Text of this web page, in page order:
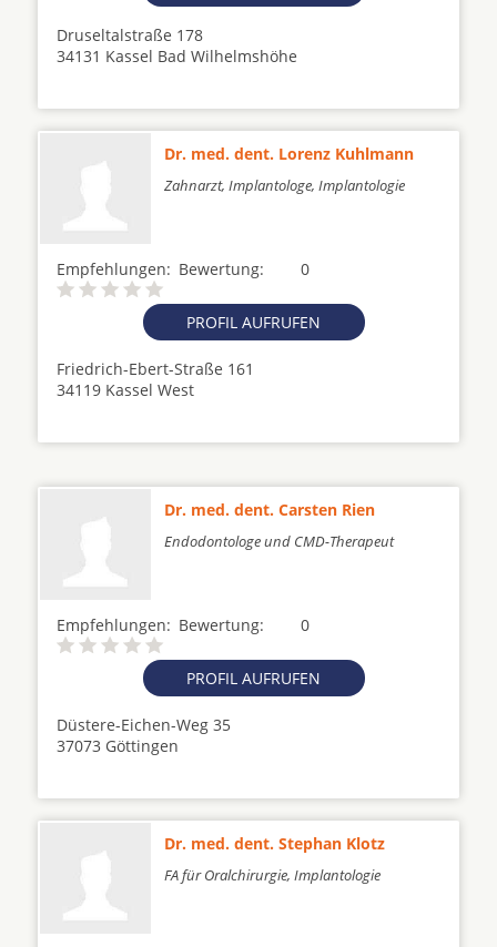
Druseltalstraße 178
34131 Kassel Bad Wilhelmshöhe
Dr. med. dent. Lorenz Kuhlmann
Zahnarzt, Implantologe, Implantologie
Empfehlungen: 0
Bewertung:
PROFIL AUFRUFEN
Friedrich-Ebert-Straße 161
34119 Kassel West
Dr. med. dent. Carsten Rien
Endodontologe und CMD-Therapeut
Empfehlungen: 0
Bewertung:
PROFIL AUFRUFEN
Düstere-Eichen-Weg 35
37073 Göttingen
Dr. med. dent. Stephan Klotz
FA für Oralchirurgie, Implantologie